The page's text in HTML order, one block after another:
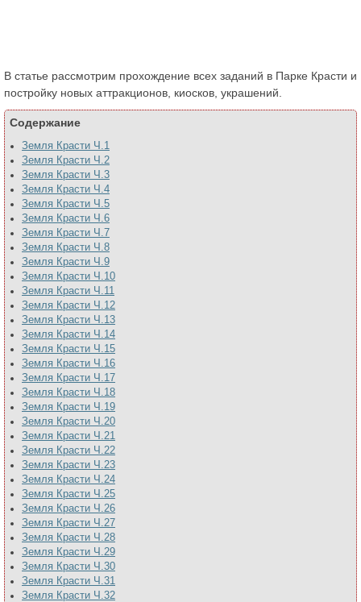
В статье рассмотрим прохождение всех заданий в Парке Красти и
постройку новых аттракционов, киосков, украшений.
Содержание
Земля Красти Ч.1
Земля Красти Ч.2
Земля Красти Ч.3
Земля Красти Ч.4
Земля Красти Ч.5
Земля Красти Ч.6
Земля Красти Ч.7
Земля Красти Ч.8
Земля Красти Ч.9
Земля Красти Ч.10
Земля Красти Ч.11
Земля Красти Ч.12
Земля Красти Ч.13
Земля Красти Ч.14
Земля Красти Ч.15
Земля Красти Ч.16
Земля Красти Ч.17
Земля Красти Ч.18
Земля Красти Ч.19
Земля Красти Ч.20
Земля Красти Ч.21
Земля Красти Ч.22
Земля Красти Ч.23
Земля Красти Ч.24
Земля Красти Ч.25
Земля Красти Ч.26
Земля Красти Ч.27
Земля Красти Ч.28
Земля Красти Ч.29
Земля Красти Ч.30
Земля Красти Ч.31
Земля Красти Ч.32